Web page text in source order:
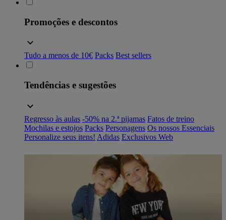
Promoções e descontos
Tudo a menos de 10€ Packs Best sellers
Tendências e sugestões
Regresso às aulas -50% na 2.ª pijamas Fatos de treino
Mochilas e estojos Packs Personagens Os nossos Essenciais
Personalize seus itens! Adidas Exclusivos Web